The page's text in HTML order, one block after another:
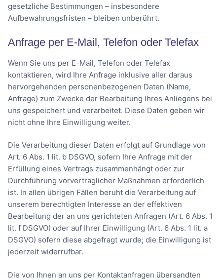
gesetzliche Bestimmungen – insbesondere
Aufbewahrungsfristen – bleiben unberührt.
Anfrage per E-Mail, Telefon oder Telefax
Wenn Sie uns per E-Mail, Telefon oder Telefax
kontaktieren, wird Ihre Anfrage inklusive aller daraus
hervorgehenden personenbezogenen Daten (Name,
Anfrage) zum Zwecke der Bearbeitung Ihres Anliegens bei
uns gespeichert und verarbeitet. Diese Daten geben wir
nicht ohne Ihre Einwilligung weiter.
Die Verarbeitung dieser Daten erfolgt auf Grundlage von
Art. 6 Abs. 1 lit. b DSGVO, sofern Ihre Anfrage mit der
Erfüllung eines Vertrags zusammenhängt oder zur
Durchführung vorvertraglicher Maßnahmen erforderlich
ist. In allen übrigen Fällen beruht die Verarbeitung auf
unserem berechtigten Interesse an der effektiven
Bearbeitung der an uns gerichteten Anfragen (Art. 6 Abs. 1
lit. f DSGVO) oder auf Ihrer Einwilligung (Art. 6 Abs. 1 lit. a
DSGVO) sofern diese abgefragt wurde; die Einwilligung ist
jederzeit widerrufbar.
Die von Ihnen an uns per Kontaktanfragen übersandten